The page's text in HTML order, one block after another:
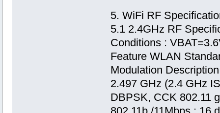
5. WiFi RF
5.1 2.4GHz RF
Conditions :
Feature WLAN
Modulation
2.497 GHz (2.4 GHz
DBPSK, CCK 802.11